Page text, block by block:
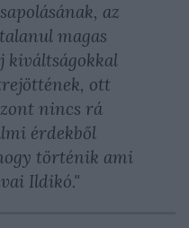
az
magas
kiváltságokkal
ott
nincs rá
érdekből
történik ami
Ildikó."